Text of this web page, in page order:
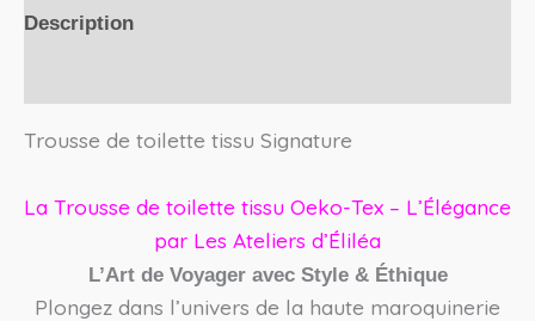
Description
Trousse de toilette tissu Signature
La Trousse de toilette tissu Oeko-Tex – L’Élégance
par Les Ateliers d’Éliléa
L’Art de Voyager avec Style & Éthique
Plongez dans l’univers de la haute maroquinerie